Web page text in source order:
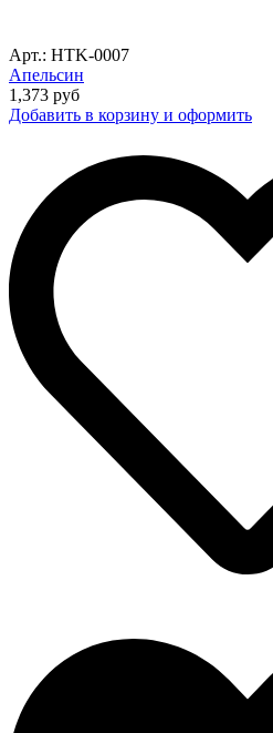
Арт.: HTK-0007
Апельсин
1,373 руб
Добавить в корзину и оформить